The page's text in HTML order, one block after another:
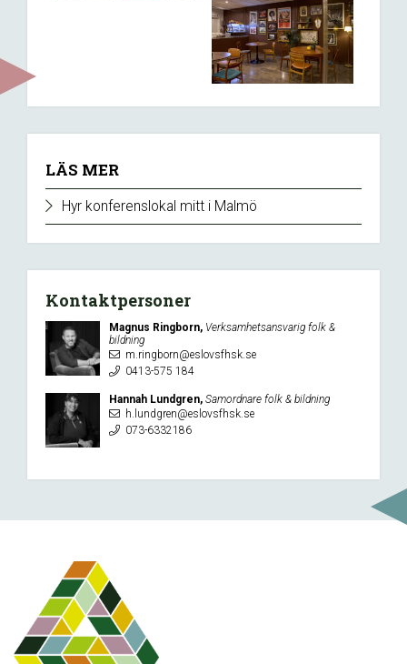
LÄS MER
Hyr konferenslokal mitt i Malmö
Kontaktpersoner
Magnus Ringborn, Verksamhetsansvarig folk &
bildning
m.ringborn@eslovsfhsk.se
0413-575 184
Hannah Lundgren, Samordnare folk & bildning
h.lundgren@eslovsfhsk.se
073-6332186